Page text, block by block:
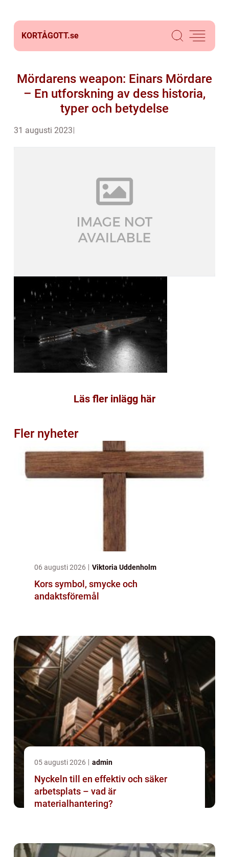
KORTÅGOTT.se
Mördarens weapon: Einars Mördare
– En utforskning av dess historia,
typer och betydelse
31 augusti 2023
Läs fler inlägg här
Fler nyheter
06 augusti 2026 Viktoria Uddenholm
Kors symbol, smycke och
andaktsföremål
05 augusti 2026 admin
Nyckeln till en effektiv och säker
arbetsplats – vad är
materialhantering?